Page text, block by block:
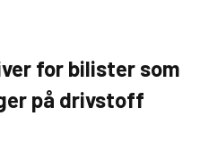
for bilister som
på drivstoff